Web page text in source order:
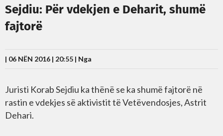
Sejdiu: Për vdekjen e Deharit, shumë
fajtorë
| 06 NËN 2016 | 20:55 | Nga
Juristi Korab Sejdiu ka thënë se ka shumë fajtorë në
rastin e vdekjes së aktivistit të Vetëvendosjes, Astrit
Dehari.